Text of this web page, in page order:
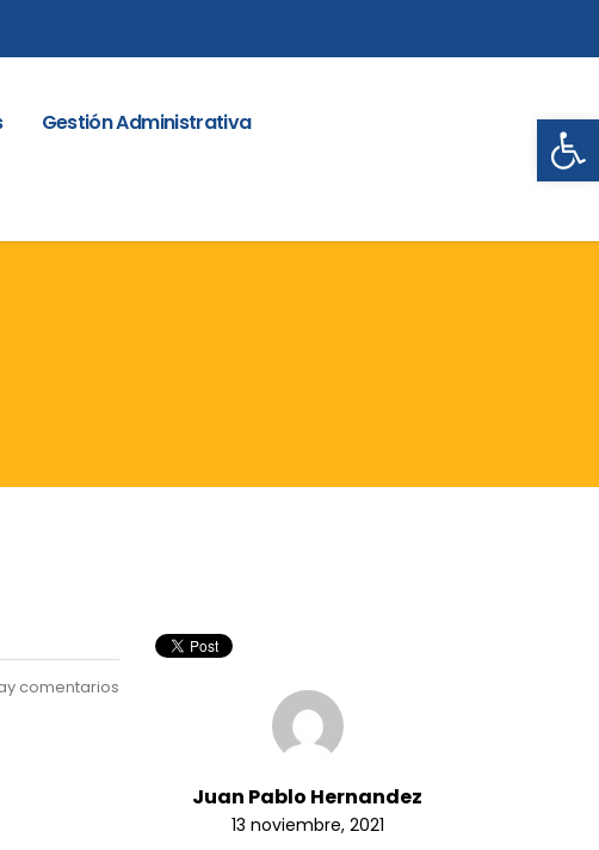
Gestión Administrativa
comentarios
Juan Pablo Hernandez
13 noviembre, 2021